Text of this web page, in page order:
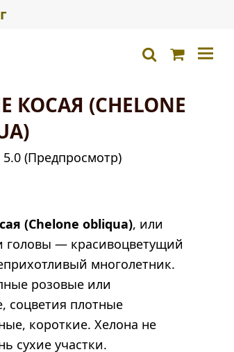
searchКорзина
КОСАЯ (CHELONE
5.0 (Предпросмотр)
(Chelone obliqua), или
головы — красивоцветущий
многолетник.
розовые или
соцветия плотные
короткие. Хелона не
сухие участки.